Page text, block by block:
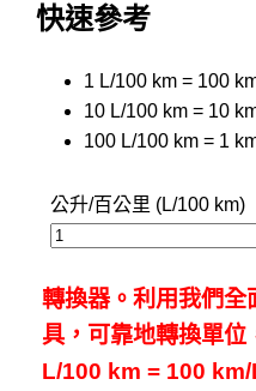
快速參考
1 L/100 km = 100
10 L/100 km = 10
100 L/100 km = 1
公升/百公里 (L/100 km)
轉換器。利用我們全
具，可靠地轉換單位
L/100 km = 100 km/